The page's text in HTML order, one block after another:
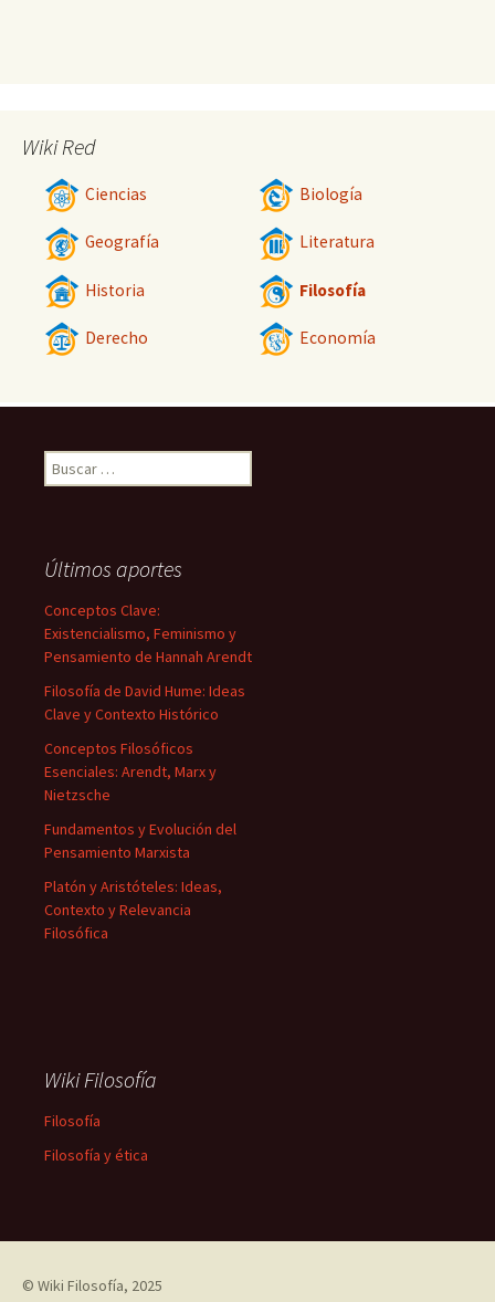
Wiki Red
Ciencias Biología
Geografía Literatura
Historia Filosofía
Derecho Economía
Buscar:
Últimos aportes
Conceptos Clave:
Existencialismo, Feminismo y
Pensamiento de Hannah Arendt
Filosofía de David Hume: Ideas
Clave y Contexto Histórico
Conceptos Filosóficos
Esenciales: Arendt, Marx y
Nietzsche
Fundamentos y Evolución del
Pensamiento Marxista
Platón y Aristóteles: Ideas,
Contexto y Relevancia
Filosófica
Wiki Filosofía
Filosofía
Filosofía y ética
© Wiki Filosofía, 2025